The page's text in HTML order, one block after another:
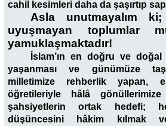
cahil kesimleri daha da şaşırtıp
Asla unutmayalım
uyuşmayan toplumlar
yamuklaşmaktadır!
İslam’ın en doğru ve doğal
yaşanması ve günümüze
milletimize rehberlik yapan,
öğretileriyle hâlâ
şahsiyetlerin ortak hedefi;
düşüncesini hâkim kılmak